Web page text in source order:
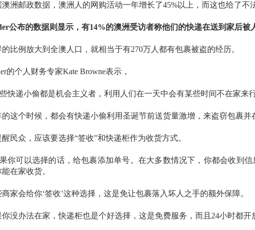
洲邮政数据，澳洲人的网购活动一年增长了45%以上，而这也给了不
公布的数据则显示，有14%的澳洲受访者称他们的快递在送到家后被
比例放大到全澳人口，就相当于有270万人都有包裹被盗的经历。
的个人财务专家Kate Browne表示，
快递小偷都是机会主义者，利用人们在一天中会有某些时间不在家来行
的这个时候，都会有快递小偷利用圣诞节前送货量激增，来盗窃包裹并
民众，应该要选择“签收”和快递柜作为收货方式。
你可以选择的话，给包裹添加单号。在大多数情况下，你都会收到
在家收货。
家会给你‘签收’这种选择，这是免让包裹落入坏人之手的额外保障。
你没办法在家，快递柜也是个好选择，这是免费服务，而且24小时都开